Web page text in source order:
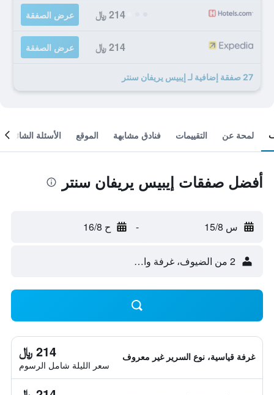
214 ﷼ عرض الصفقة
214 ﷼ عرض الصفقة
27 صفقة إضافية لـ إيبيس يريفان سنتر
لمحة عن التقييمات فنادق مشابهة الموقع الأسئلة الشائعة
أفضل صفقات إيبيس يريفان سنتر
س 15/8 - ح 16/8
2 من الضيوف، غرفة واحدة
غرفة قياسية، نوع السرير غير معروف 214 ﷼
سعر الليلة شامل الرسوم